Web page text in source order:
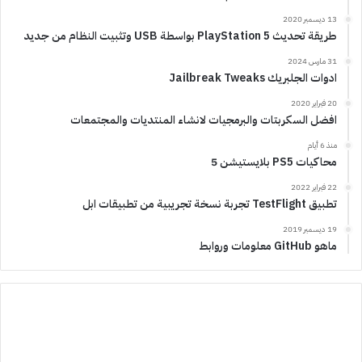
13 ديسمبر 2020
طريقة تحديث PlayStation 5 بواسطة USB وتثبيت النظام من جديد
31 مارس 2024
ادوات الجلبريك Jailbreak Tweaks
20 فبراير 2020
افضل السكربتات والبرمجيات لانشاء المنتديات والمجتمعات
منذ 6 أيام
محاكيات PS5 بلايستيشن 5
22 فبراير 2022
تطبيق TestFlight تجربة نسخة تجريبية من تطبيقات ابل
19 ديسمبر 2019
ماهو GitHub معلومات وروابط